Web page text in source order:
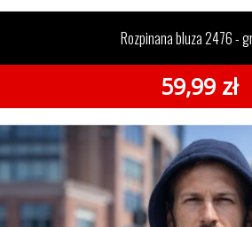
Rozpinana bluza 2476 -
59,99 zł